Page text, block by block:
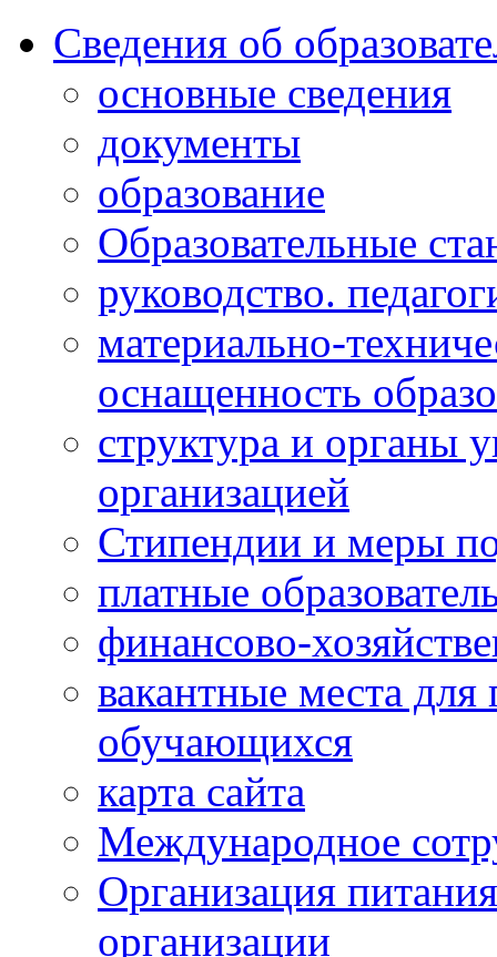
Сведения об
основные сведения
документы
образование
Образовательные
руководство.
материально-
оснащенность
структура и органы
организацией
Стипендии и меры
платные
финансово-
вакантные места
обучающихся
карта сайта
Международное
Организация
организации